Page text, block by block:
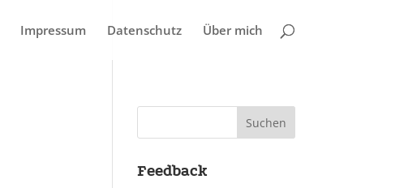
Impressum Datenschutz Über mich
Feedback